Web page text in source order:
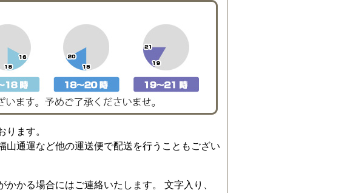
ます。
通運など他の運送便で配送を行うこともござい
かる場合にはご連絡いたします。 文字入り、